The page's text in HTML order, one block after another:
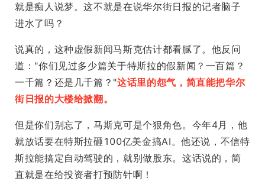
就是痴人说梦。这不就是在说华尔街日报的记者脑子
进水了吗？
说真的，这种虚假新闻马斯克估计都看腻了。他反问
道："你们见过多少篇关于特斯拉的假新闻？一百篇？
一千篇？还是几千篇？"这话里的怨气，简直能把华尔
街日报的大楼给掀翻。
但是你们别忘了，马斯克可是个狠角色。今年4月，他
就放话要在特斯拉砸100亿美金搞AI。他还说，不信特
斯拉能搞定自动驾驶的，就别做股东。这话说的，简
直就是在给投资者打预防针啊！